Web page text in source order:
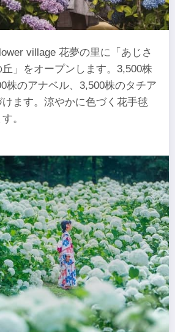
village 花夢の里に「あじさ
」をオープンします。3,500株
株のアナベル、3,500株のタチア
ます。涼やかに色づく花手毬
。